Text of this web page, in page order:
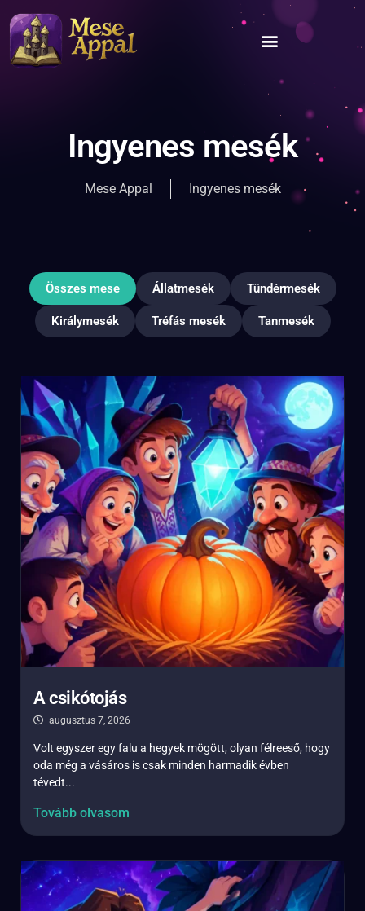
Ingyenes mesék
Mese Appal Ingyenes mesék
Összes mese Állatmesék Tündérmesék
Királymesék Tréfás mesék Tanmesék
A csikótojás
augusztus 7, 2026
Volt egyszer egy falu a hegyek mögött, olyan félreeső, hogy
oda még a vásáros is csak minden harmadik évben
tévedt...
Tovább olvasom